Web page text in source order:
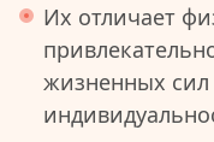
Их отличает
жизненных